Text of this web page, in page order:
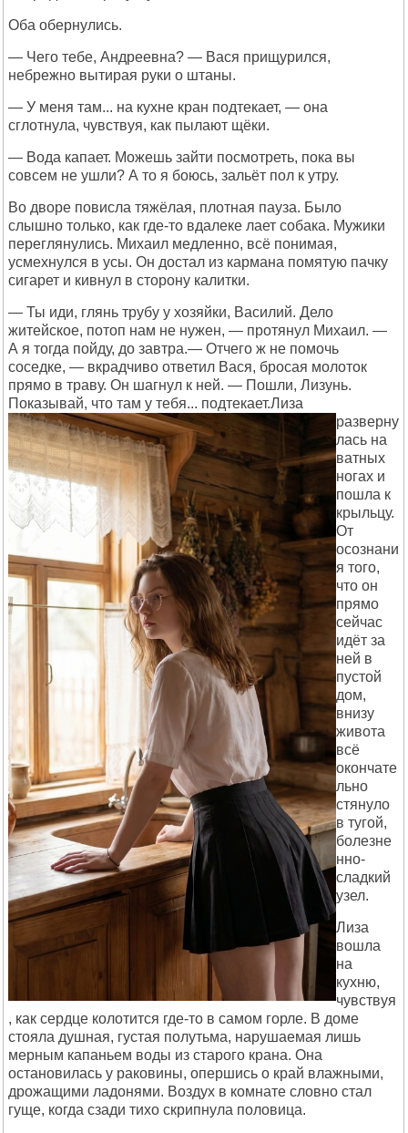
Оба обернулись.
— Чего тебе, Андреевна? — Вася прищурился,
небрежно вытирая руки о штаны.
— У меня там... на кухне кран подтекает, — она
сглотнула, чувствуя, как пылают щёки.
— Вода капает. Можешь зайти посмотреть, пока вы
совсем не ушли? А то я боюсь, зальёт пол к утру.
Во дворе повисла тяжёлая, плотная пауза. Было
слышно только, как где-то вдалеке лает собака. Мужики
переглянулись. Михаил медленно, всё понимая,
усмехнулся в усы. Он достал из кармана помятую пачку
сигарет и кивнул в сторону калитки.
— Ты иди, глянь трубу у хозяйки, Василий. Дело
житейское, потоп нам не нужен, — протянул Михаил. —
А я тогда пойду, до завтра.— Отчего ж не помочь
соседке, — вкрадчиво ответил Вася, бросая молоток
прямо в траву. Он шагнул к ней. — Пошли, Лизунь.
Показывай, что там у тебя... подтекает.Лиза
разверну
лась на
ватных
ногах и
пошла к
крыльцу.
От
осознани
я того,
что он
прямо
сейчас
идёт за
ней в
пустой
дом,
внизу
живота
всё
окончате
льно
стянуло
в тугой,
болезне
нно-
сладкий
узел.
Лиза
вошла
на
кухню,
чувствуя
, как сердце колотится где-то в самом горле. В доме
стояла душная, густая полутьма, нарушаемая лишь
мерным капаньем воды из старого крана. Она
остановилась у раковины, опершись о край влажными,
дрожащими ладонями. Воздух в комнате словно стал
гуще, когда сзади тихо скрипнула половица.